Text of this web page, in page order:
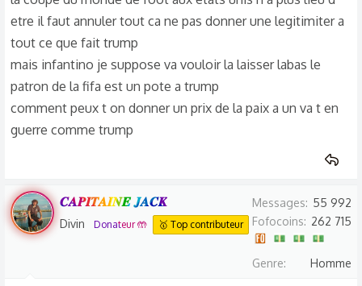
etre il faut annuler tout ca ne pas donner une legitimiter a
tout ce que fait trump
mais infantino je suppose va vouloir la laisser labas le
patron de la fifa est un pote a trump
comment peux t on donner un prix de la paix a un va t en
guerre comme trump
𝑪𝑨𝑷𝑰𝑻𝑨𝑰𝑵𝑬 𝑱𝑨𝑪𝑲
Divin Donateur 🤲 🥇 Top contributeur
Messages
55 992
Fofocoins
262 715
Genre Homme